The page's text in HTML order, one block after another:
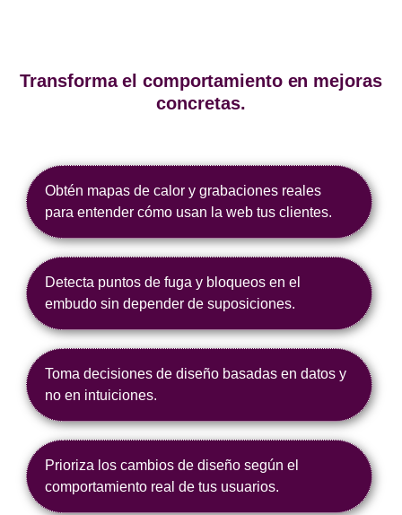
Transforma el comportamiento en mejoras
concretas.
Obtén mapas de calor y grabaciones reales
para entender cómo usan la web tus clientes.
Detecta puntos de fuga y bloqueos en el
embudo sin depender de suposiciones.
Toma decisiones de diseño basadas en datos y
no en intuiciones.
Prioriza los cambios de diseño según el
comportamiento real de tus usuarios.